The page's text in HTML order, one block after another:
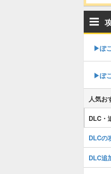
▶︎ぽ
▶︎ぽ
人気お
DLC・
DLCの
DLC追